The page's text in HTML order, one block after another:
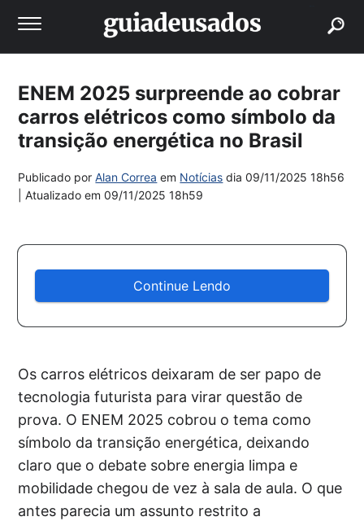
ENEM 2025 surpreende ao cobrar
carros elétricos como símbolo da
transição energética no Brasil
Publicado porAlan Correa em Notícias dia09/11/2025 18h56
| Atualizado em09/11/2025 18h59
Continue Lendo
Os carros elétricos deixaram de ser papo de
tecnologia futurista para virar questão de
prova. O ENEM 2025 cobrou o tema como
símbolo da transição energética, deixando
claro que o debate sobre energia limpa e
mobilidade chegou de vez à sala de aula. O que
antes parecia um assunto restrito a